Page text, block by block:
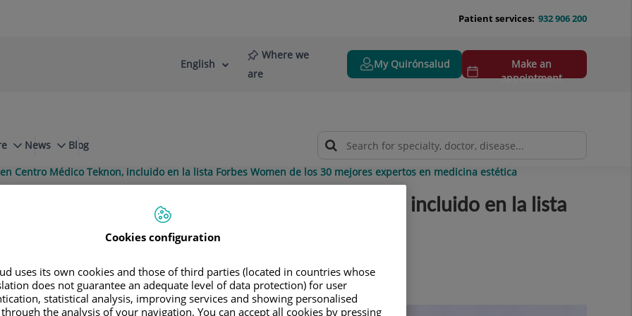
932 906 200
Patient services:
Language
Active
English
Where we
are
My Quirónsalud
Make an
appointment
News
Blog
Centro Médico Teknon, incluido en la lista Forbes Women de los 30 mejores expertos en medicina estética
Dr. Paloma en Centro Médico Teknon, incluido en la lista
expertos en medicina estética
y natural en medicina estética
ESTÉTICA Y REPARADORA
Cookies configuration
uses its own cookies and those of third parties (located in countries whose
does not guarantee an adequate level of data protection) for user
statistical analysis, improving services and showing personalised
the analysis of your navigation. You can accept all cookies by pressing